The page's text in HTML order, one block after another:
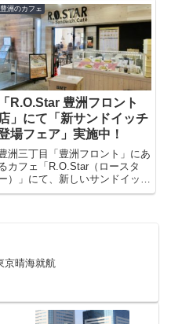
る事にしました。今日は、外で
、中には団体さんと結構に
わっていました。どーーーーー
ーーーーーーーんという...
豊洲のカフェ
「R.O.Star 豊洲フロント
店」にて「新サンドイッチ
場フェア」実施中！
洲三丁目「豊洲フロント」にあ
カフェ「R.O.Star（ロースタ
）」にて、新しいサンドイッチ
2種類が登場しました!!それが
ックケーキ」かプレゼントして
京晴海就航